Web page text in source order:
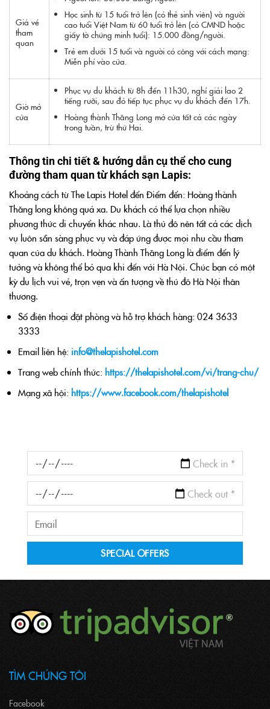
Giá vé
tham
quan
Học sinh từ 15 tuổi trở lên (có thẻ sinh viên) và người
cao tuổi Việt Nam từ 60 tuổi trở lên (có CMND hoặc
giấy tờ chứng minh tuổi): 15.000 đồng/người.
Trẻ em dưới 15 tuổi và người có công với cách mạng:
Miễn phí vào cửa.
Giờ mở
cửa
Phục vụ du khách từ 8h đến 11h30, nghỉ giải lao 2
tiếng rưỡi, sau đó tiếp tục phục vụ du khách đến 17h.
Hoàng thành Thăng Long mở cửa tất cả các ngày
trong tuần, trừ thứ Hai.
Thông tin chi tiết & hướng dẫn cụ thể cho cung
đường tham quan từ khách sạn Lapis:
Khoảng cách từ The Lapis Hotel đến Điểm đến: Hoàng thành
Thăng long không quá xa. Du khách có thể lựa chọn nhiều
phương thức di chuyển khác nhau. Là thủ đô nên tất cả các dịch
vụ luôn sẵn sàng phục vụ và đáp ứng được mọi nhu cầu tham
quan của du khách. Hoàng Thành Thăng Long là điểm đến lý
tưởng và không thể bỏ qua khi đến với Hà Nội. Chúc bạn có một
kỳ du lịch vui vẻ, trọn vẹn và ấn tượng về thủ đô Hà Nội thân
thương.
Số điện thoại đặt phòng và hỗ trợ khách hàng: 024 3633
3333
Email liên hệ: info@thelapishotel.com
Trang web chính thức: https://thelapishotel.com/vi/trang-chu/
Mạng xã hội: https://www.facebook.com/thelapishotel
TÌM CHÚNG TÔI
Facebook